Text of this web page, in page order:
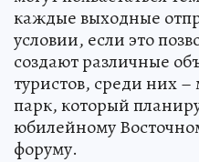
каждые выходные
условии, если это
создают различные
туристов, среди них
парк, который
юбилейному
форуму.